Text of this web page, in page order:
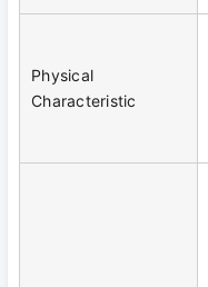
Physical
Characteristic